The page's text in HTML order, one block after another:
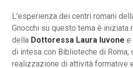
L’esperienza dei centri romani
Gnocchi su questo tema è iniziata
della Dottoressa Laura Iuvone e
di intesa con Biblioteche di Roma,
realizzazione di attività formative